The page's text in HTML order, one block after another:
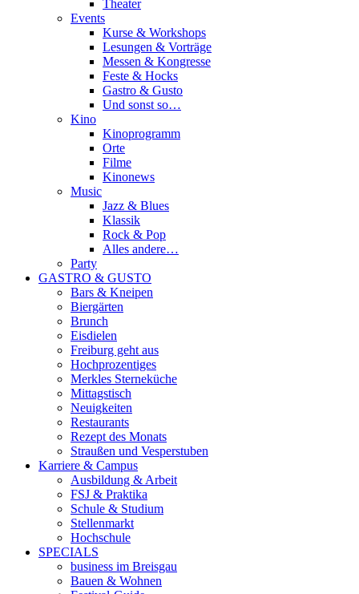
Theater
Events
Kurse & Workshops
Lesungen & Vorträge
Messen & Kongresse
Feste & Hocks
Gastro & Gusto
Und sonst so…
Kino
Kinoprogramm
Orte
Filme
Kinonews
Music
Jazz & Blues
Klassik
Rock & Pop
Alles andere…
Party
GASTRO & GUSTO
Bars & Kneipen
Biergärten
Brunch
Eisdielen
Freiburg geht aus
Hochprozentiges
Merkles Sterneküche
Mittagstisch
Neuigkeiten
Restaurants
Rezept des Monats
Straußen und Vesperstuben
Karriere & Campus
Ausbildung & Arbeit
FSJ & Praktika
Schule & Studium
Stellenmarkt
Hochschule
SPECIALS
business im Breisgau
Bauen & Wohnen